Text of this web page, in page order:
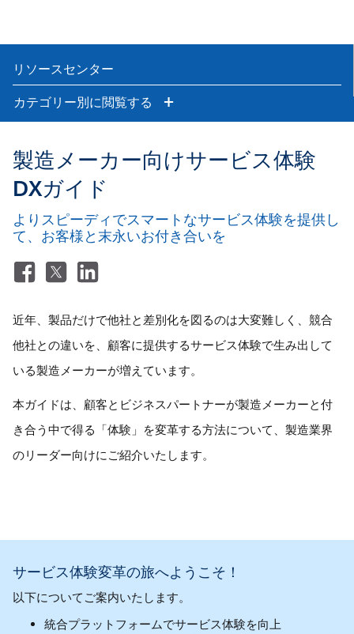
リソースセンター
カテゴリー別に閲覧する
製造メーカー向けサービス体験
DXガイド
よりスピーディでスマートなサービス体験を提供し
て、お客様と末永いお付き合いを
近年、製品だけで他社と差別化を図るのは大変難しく、競合
他社との違いを、顧客に提供するサービス体験で生み出して
いる製造メーカーが増えています。
本ガイドは、顧客とビジネスパートナーが製造メーカーと付
き合う中で得る「体験」を変革する方法について、製造業界
のリーダー向けにご紹介いたします。
サービス体験変革の旅へようこそ！
以下についてご案内いたします。
統合プラットフォームでサービス体験を向上